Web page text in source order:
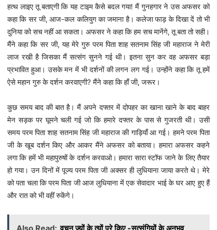
हत्थ लाइए तू बताएगी कि यह टाइम कैसे बदल गया! मैं गुनहगार ने उस अफसर को
कहा कि सर जी, आज-कल कलियुग का जमाना है। कलेजा फाड़ के दिखा दें तो भी
दुनिया को सच नहीं आ सकता। अफसर ने कहा कि हम सच मानेंगे, तू बता तो सही।
मैंने कहा कि सर जी, यह मेरे गुरु परम पिता शाह सतनाम सिंह जी महाराज ने मेरी
लाज रखी है जिसका मैं सत्संग सुनने गई थी। इतना सुन कर वह अफसर बड़ा
प्रभावित हुआ। उसके मन में भी दर्शनों की लगन लग गई। उन्होंने कहा कि तू हमें
ऐसे महान गुरु के दर्शन करवाएगी? मैंने कहा कि हाँ जी, जरूर।
कुछ समय बाद की बात है। मैं अपने दफ्तर में दोपहर का खाना खाने के बाद बाहर
मेन सड़क पर घूमने चली गई जो कि हमारे दफ्तर के पास से गुजरती थी। उसी
समय परम पिता शाह सतनाम सिंह जी महाराज की गाड़ियाँ आ गई। हमने परम पिता
जी के खूब दर्शन किए और आकर मैंने अफसर को बताया। हमारा अफसर कहने
लगा कि हमें भी महापुरुषों के दर्शन करवाओ। हमारा सारा स्टॉफ जाने के लिए तैयार
हो गया। उन दिनों में पूज्य परम पिता जी अक्सर ही लुधियाना जाया करते थे। मेरे
को पता चला कि परम पिता जी आज लुधियाना में एक सेवादार भाई के घर आए हुए हैं
और रात को भी वहीं रुकेंगे।